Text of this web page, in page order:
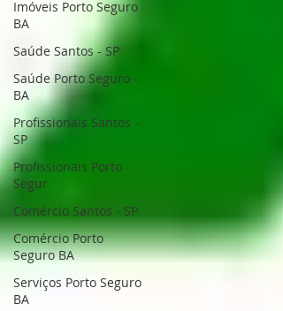
Imóveis Porto Seguro
BA
Saúde Santos - SP
Saúde Porto Seguro -
BA
Profissionais Santos -
SP
Profissionais Porto
Segur
Comércio Santos - SP
Comércio Porto
Seguro BA
Serviços Porto Seguro
BA